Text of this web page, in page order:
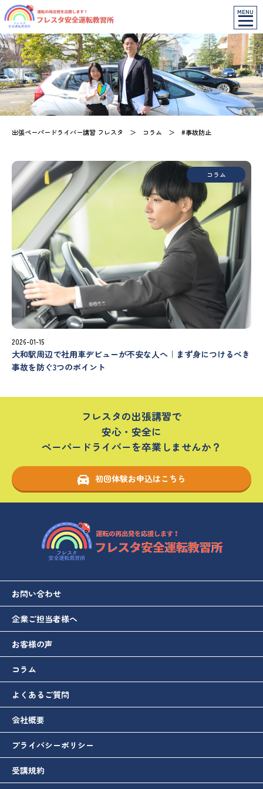
MENU
出張ペーパードライバー講習 フレスタ ＞ コラム ＞ #事故防止
コラム
2026-01-15
大和駅周辺で社用車デビューが不安な人へ｜まず身につけるべき
事故を防ぐ3つのポイント
フレスタの出張講習で
安心・安全に
ペーパードライバーを卒業しませんか？
初回体験お申込はこちら
お問い合わせ
企業ご担当者様へ
お客様の声
コラム
よくあるご質問
会社概要
プライバシーポリシー
受講規約